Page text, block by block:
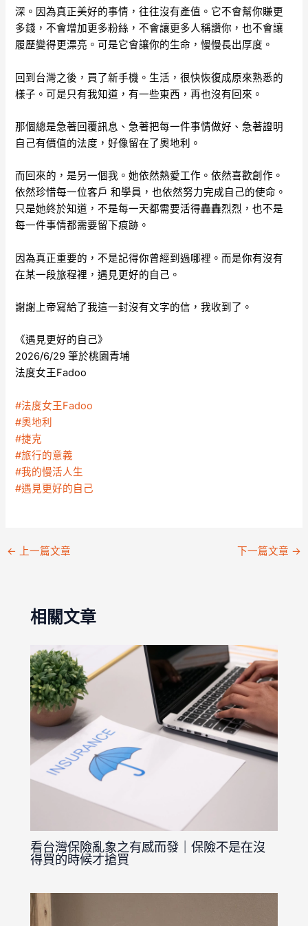
深。因為真正美好的事情，往往沒有產值。它不會幫你賺更
多錢，不會增加更多粉絲，不會讓更多人稱讚你，也不會讓
履歷變得更漂亮。可是它會讓你的生命，慢慢長出厚度。
回到台灣之後，買了新手機。生活，很快恢復成原來熟悉的
樣子。可是只有我知道，有一些東西，再也沒有回來。
那個總是急著回覆訊息、急著把每一件事情做好、急著證明
自己有價值的法度，好像留在了奧地利。
而回來的，是另一個我。她依然熱愛工作。依然喜歡創作。
依然珍惜每一位客戶 和學員，也依然努力完成自己的使命。
只是她終於知道，不是每一天都需要活得轟轟烈烈，也不是
每一件事情都需要留下痕跡。
因為真正重要的，不是記得你曾經到過哪裡。而是你有沒有
在某一段旅程裡，遇見更好的自己。
謝謝上帝寫給了我這一封沒有文字的信，我收到了。
《遇見更好的自己》
2026/6/29 筆於桃園青埔
法度女王Fadoo
#法度女王Fadoo
#奧地利
#捷克
#旅行的意義
#我的慢活人生
#遇見更好的自己
← 上一篇文章 下一篇文章 →
相關文章
看台灣保險亂象之有感而發｜保險不是在沒
得買的時候才搶買